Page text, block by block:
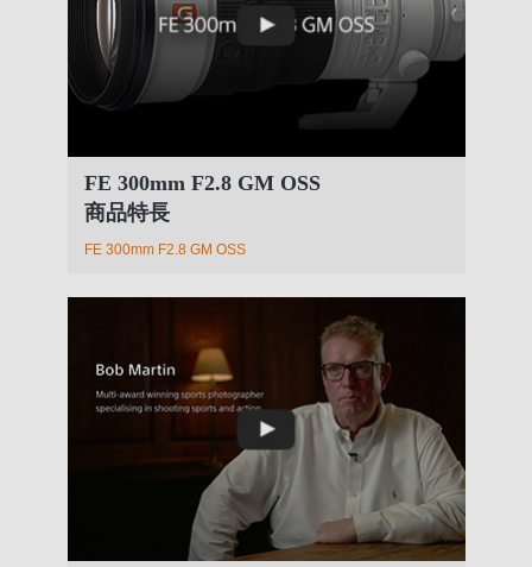
FE 300mm F2.8 GM OSS
商品特長
FE 300mm F2.8 GM OSS